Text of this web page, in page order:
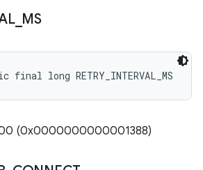
_ MS
long RETRY_INTERVAL_MS
(0x0000000000001388)